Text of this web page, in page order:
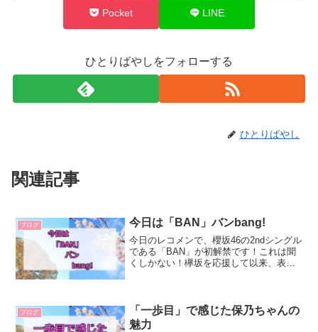
Pocket LINE
ひとりばやしをフォローする
ひとりばやし
関連記事
ブログ 今日は「BAN」バンbang!
今日のレコメンで、櫻坂46の2ndシングル
である「BAN」が初解禁です！これは聞
くしかない！欅坂を応援して以来、表題
楽しみに待ちたい...
ブログ
「一歩目」で感じた保乃ちゃんの
魅力